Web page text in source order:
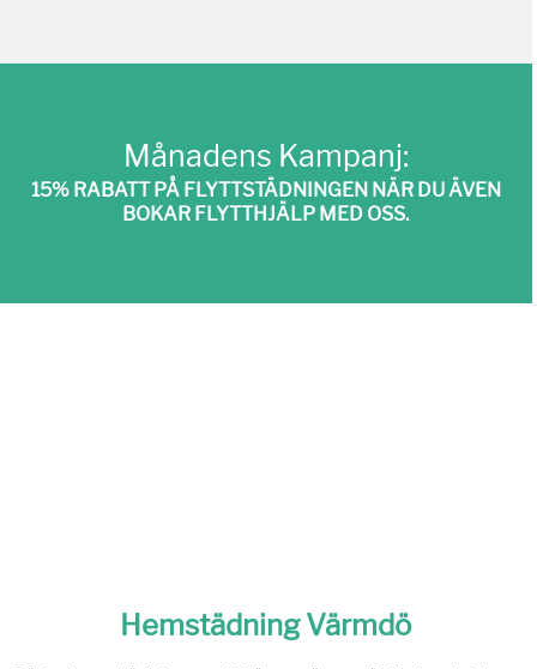
Månadens Kampanj:
15% RABATT PÅ FLYTTSTÄDNINGEN NÄR DU ÄVEN
BOKAR FLYTTHJÄLP MED OSS.
Hemstädning Värmdö